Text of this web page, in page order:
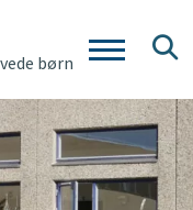
børn